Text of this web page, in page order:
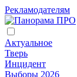
Рекламодателям
Актуальное
Тверь
Инцидент
Выборы 2026